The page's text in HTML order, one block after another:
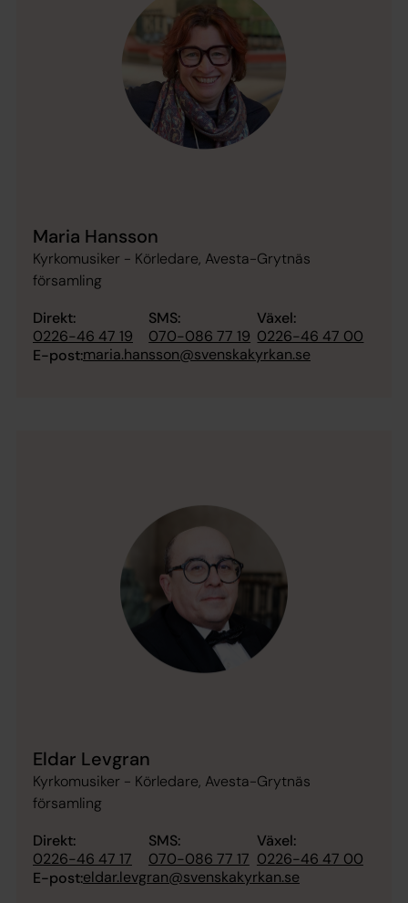
Maria Hansson
Kyrkomusiker - Körledare, Avesta-Grytnäs
församling
Direkt:
0226-46 47 19
SMS:
070-086 77 19
Växel:
0226-46 47 00
E-post:maria.hansson@svenskakyrkan.se
Eldar Levgran
Kyrkomusiker - Körledare, Avesta-Grytnäs
församling
Direkt:
0226-46 47 17
SMS:
070-086 77 17
Växel:
0226-46 47 00
E-post:eldar.levgran@svenskakyrkan.se